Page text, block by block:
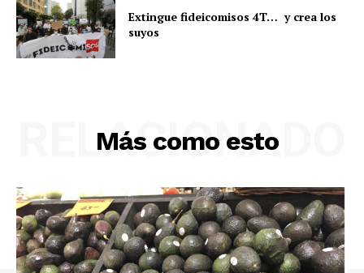
Extingue fideicomisos 4T… y crea los
suyos
Más como esto
RELACIONADO